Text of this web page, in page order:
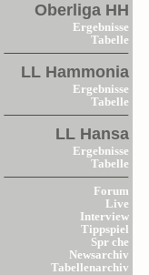
Oberliga HH
Ergebnisse
Tabelle
LL Hammonia
Ergebnisse
Tabelle
LL Hansa
Ergebnisse
Tabelle
Forum
Live
Interview
Tippspiel
Spr che
Newsarchiv
Tabellenarchiv